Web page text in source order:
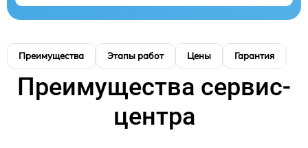
Преимущества Этапы работ Цены Гарантия
Преимущества сервис-
центра